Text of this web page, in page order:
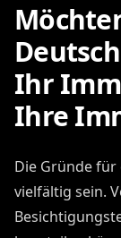
Ihr
Ihre
Die Gründe
vielfältig sein.